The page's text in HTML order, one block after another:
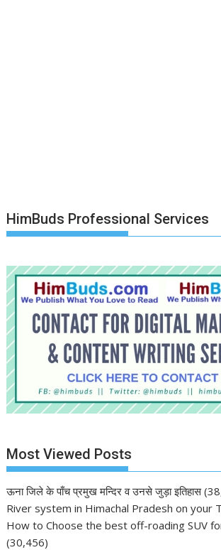
HimBuds Professional Services
Most Viewed Posts
ऊना जिले के पाँच प्रमुख मन्दिर व उनसे जुड़ा इतिहास
River system in Himachal Pradesh on your
How to Choose the best off-roading SUV
(30,456)